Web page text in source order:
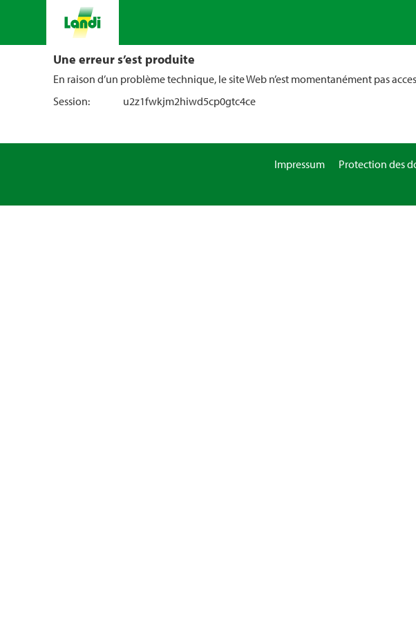
Une erreur s’est produite
En raison d’un problème technique, le site Web n’est momentanément pas
Session:
u2z1fwkjm2hiwd5cp0gtc4ce
Impressum Protection des